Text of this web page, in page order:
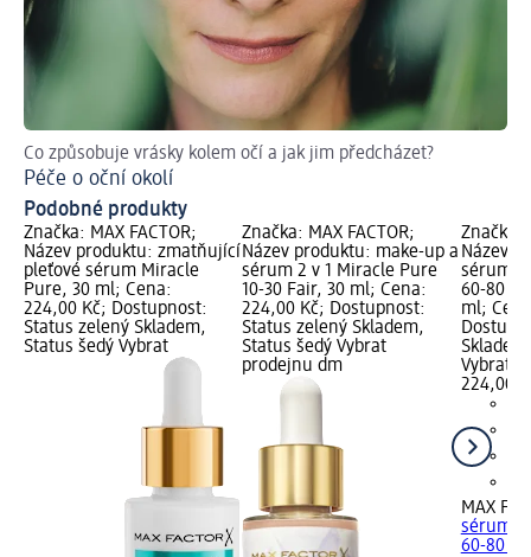
Co způsobuje vrásky kolem očí a jak jim předcházet?
Péče o oční okolí
Podobné produkty
Značka: MAX FACTOR;
Název produktu: zmatňující
pleťové sérum Miracle
Pure, 30 ml; Cena:
224,00 Kč; Dostupnost:
Status zelený Skladem,
Status šedý Vybrat
Značka: MAX FACTOR;
Název produktu: make-up a
sérum 2 v 1 Miracle Pure
10-30 Fair, 30 ml; Cena:
224,00 Kč; Dostupnost:
Status zelený Skladem,
Status šedý Vybrat
prodejnu dm
Značka:
Název
sérum 2
60-80
ml;
Vybrat
224,00
MAX
sérum 2
60-80